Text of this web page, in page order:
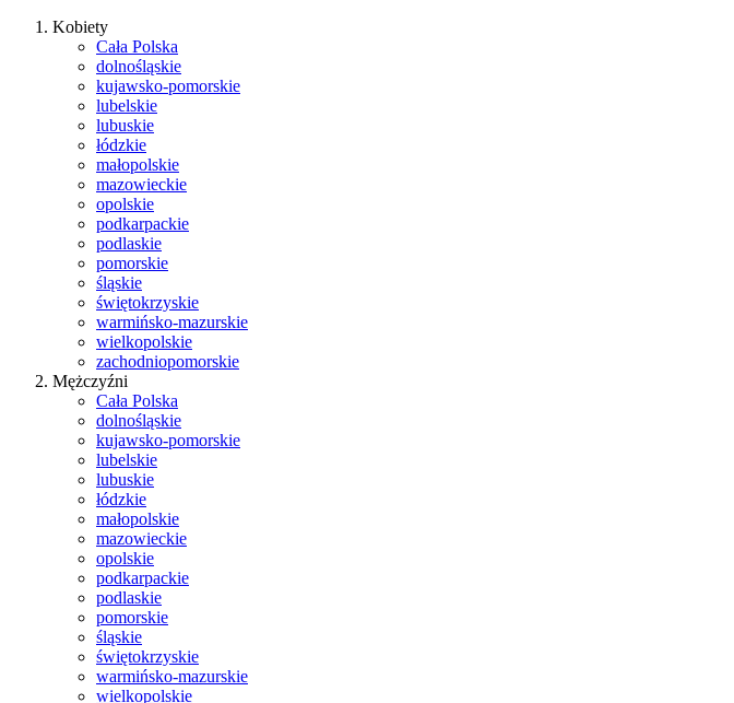
Kobiety
Cała Polska
dolnośląskie
kujawsko-pomorskie
lubelskie
lubuskie
łódzkie
małopolskie
mazowieckie
opolskie
podkarpackie
podlaskie
pomorskie
śląskie
świętokrzyskie
warmińsko-mazurskie
wielkopolskie
zachodniopomorskie
Mężczyźni
Cała Polska
dolnośląskie
kujawsko-pomorskie
lubelskie
lubuskie
łódzkie
małopolskie
mazowieckie
opolskie
podkarpackie
podlaskie
pomorskie
śląskie
świętokrzyskie
warmińsko-mazurskie
wielkopolskie